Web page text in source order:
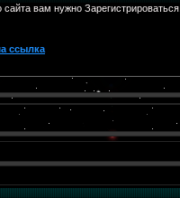
вам нужно Зарегистрироваться.
ссылка